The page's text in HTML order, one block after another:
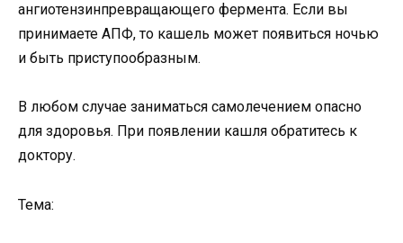
ангиотензинпревращающего фермента. Если вы
принимаете АПФ, то кашель может появиться ночью
и быть приступообразным.
В любом случае заниматься самолечением опасно
для здоровья. При появлении кашля обратитесь к
доктору.
Тема: